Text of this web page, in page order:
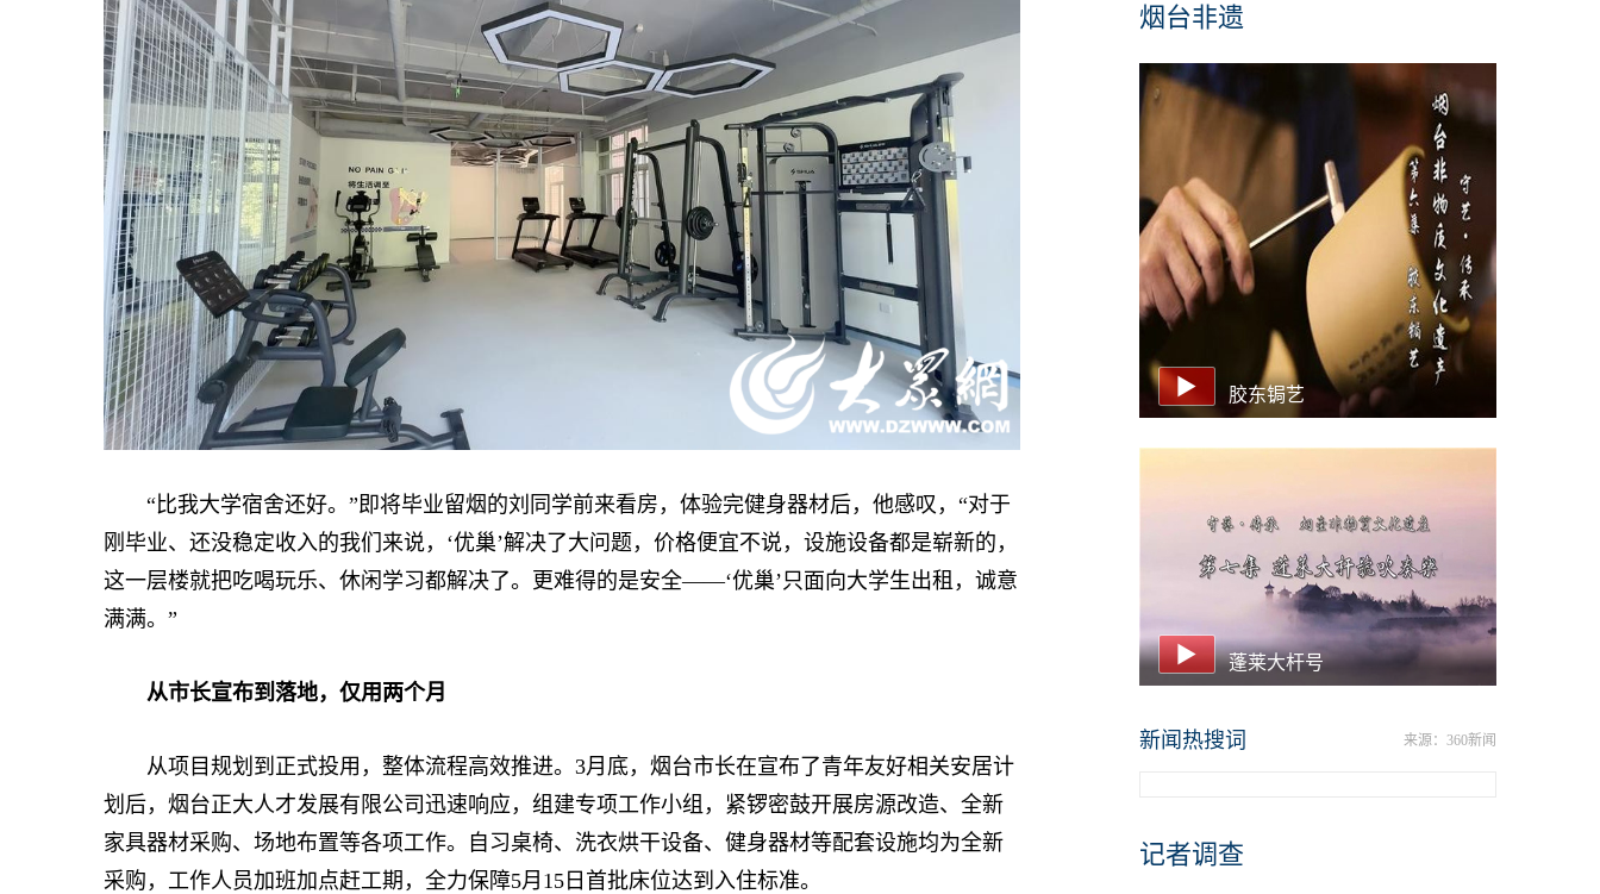
“比我大学宿舍还好。”即将毕业留烟的刘同学前来看房，体验完健身器材后，他感叹，“对于
刚毕业、还没稳定收入的我们来说，‘优巢’解决了大问题，价格便宜不说，设施设备都是崭新的，
这一层楼就把吃喝玩乐、休闲学习都解决了。更难得的是安全——‘优巢’只面向大学生出租，诚意
满满。”
从市长宣布到落地，仅用两个月
从项目规划到正式投用，整体流程高效推进。 3月底，烟台市长在宣布了青年友好相关安居计
划后， 烟台正大人才发展有限公司迅速响应，组建专项工作小组，紧锣密鼓开展房源改造、全新
家具器材采购、场地布置等各项工作。自习桌椅、洗衣烘干设备、健身器材等配套设施均为全新
采购，工作人员加班加点赶工期，全力保障5月15日首批床位达到入住标准。
烟台非遗
胶东锔艺
蓬莱大杆号
新闻热搜词 来源：360新闻
记者调查